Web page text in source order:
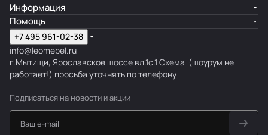
Информация
Помощь
+7 495 961-02-38
info@leomebel.ru
г.Мытищи, Ярославское шоссе вл.1с.1 Схема (шоурум не
работает!) просьба уточнять по телефону
Подписаться на новости и акции